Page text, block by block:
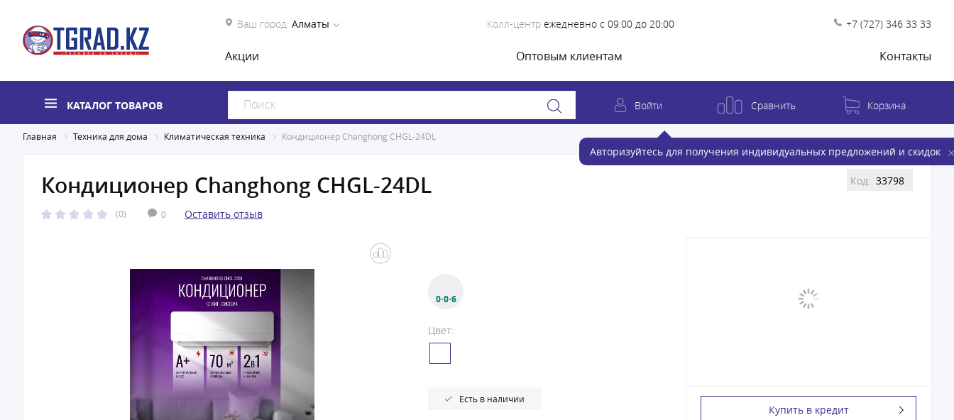
Ваш город: Алматы Колл-центр ежедневно с 09:00 до 20:00 +7 (727) 346 33 33
Акции Оптовым клиентам Контакты
КАТАЛОГ ТОВАРОВ Войти
Авторизуйтесь для получения индивидуальных предложений и скидок
Сравнить Корзина
Главная Техника для дома Климатическая техника Кондиционер Changhong CHGL-24DL
Кондиционер Changhong CHGL-24DL
(0) 0 Оставить отзыв
Код: 33798
0·0·6
Цвет:
Есть в наличии
Купить в кредит